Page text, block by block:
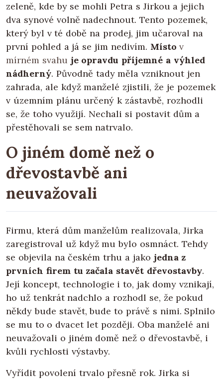
zeleně, kde by se mohli Petra s Jirkou a jejich
dva synové volně nadechnout. Tento pozemek,
který byl v té době na prodej, jim učaroval na
první pohled a já se jim nedivím. Místov
mírném svahu je opravdu příjemné a výhled
nádherný. Původně tady měla vzniknout jen
zahrada, ale když manželé zjistili, že je pozemek
v územním plánu určený k zástavbě, rozhodli
se, že toho využijí. Nechali si postavit dům a
přestěhovali se sem natrvalo.
O jiném domě než o
dřevostavbě ani
neuvažovali
Firmu, která dům manželům realizovala, Jirka
zaregistroval už když mu bylo osmnáct. Tehdy
se objevila na českém trhu a jako jedna z
prvních firem tu začala stavět dřevostavby.
Její koncept, technologie i to, jak domy vznikají,
ho už tenkrát nadchlo a rozhodl se, že pokud
někdy bude stavět, bude to právě s nimi. Splnilo
se mu to o dvacet let později. Oba manželé ani
neuvažovali o jiném domě než o dřevostavbě, i
kvůli rychlosti výstavby.
Vyřídit povolení trvalo přesně rok. Jirka si